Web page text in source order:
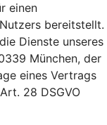
einen
bereitstellt.
Dienste unseres
München, der
eines Vertrags
28 DSGVO